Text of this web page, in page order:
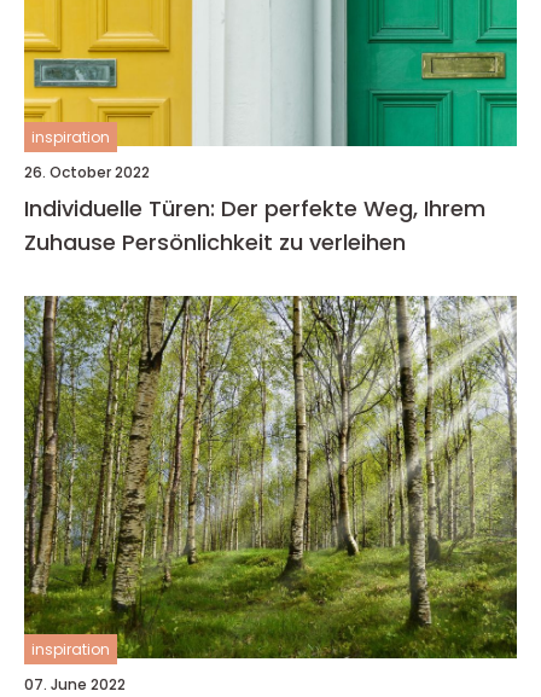
inspiration
26. October 2022
Individuelle Türen: Der perfekte Weg, Ihrem
Zuhause Persönlichkeit zu verleihen
inspiration
07. June 2022